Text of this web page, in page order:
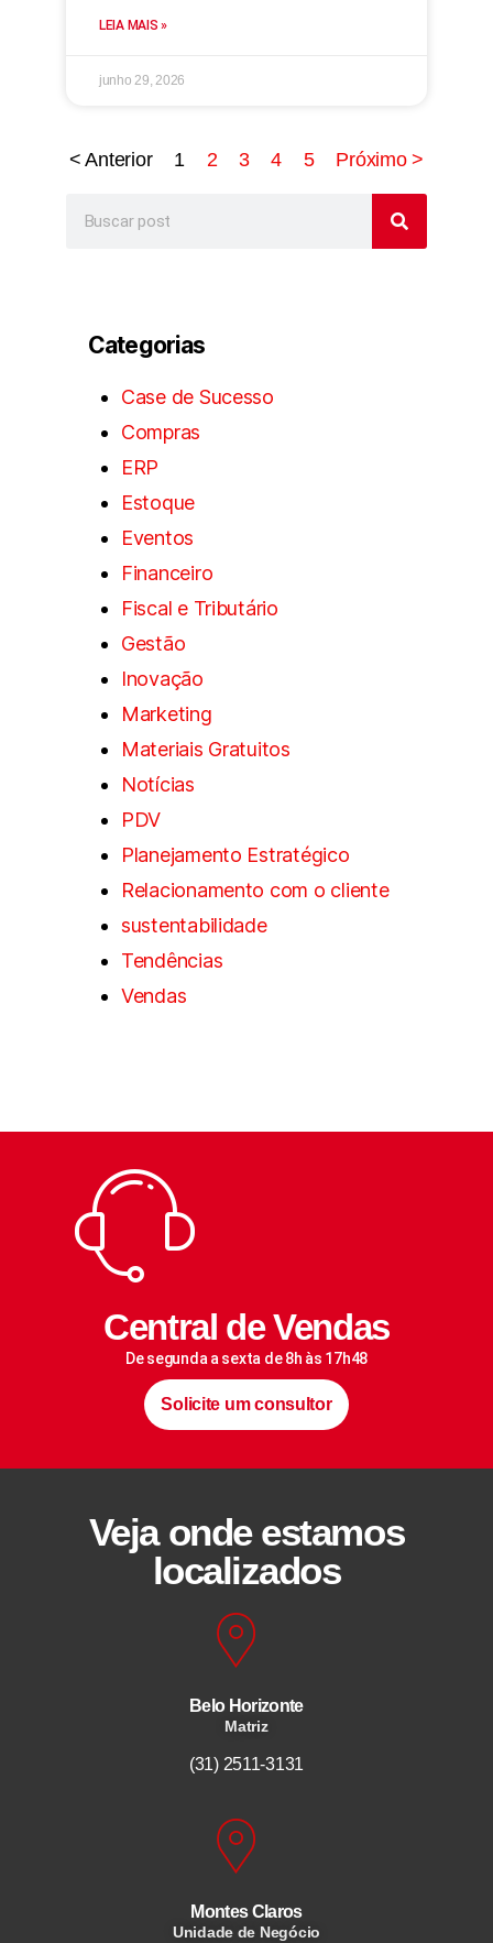
LEIA MAIS »
junho 29, 2026
< Anterior 1 2 3 4 5 Próximo >
Categorias
Case de Sucesso
Compras
ERP
Estoque
Eventos
Financeiro
Fiscal e Tributário
Gestão
Inovação
Marketing
Materiais Gratuitos
Notícias
PDV
Planejamento Estratégico
Relacionamento com o cliente
sustentabilidade
Tendências
Vendas
Central de Vendas
De segunda a sexta de 8h às 17h48
Solicite um consultor
Veja onde estamos
localizados
Belo Horizonte
Matriz
(31) 2511-3131
Montes Claros
Unidade de Negócio